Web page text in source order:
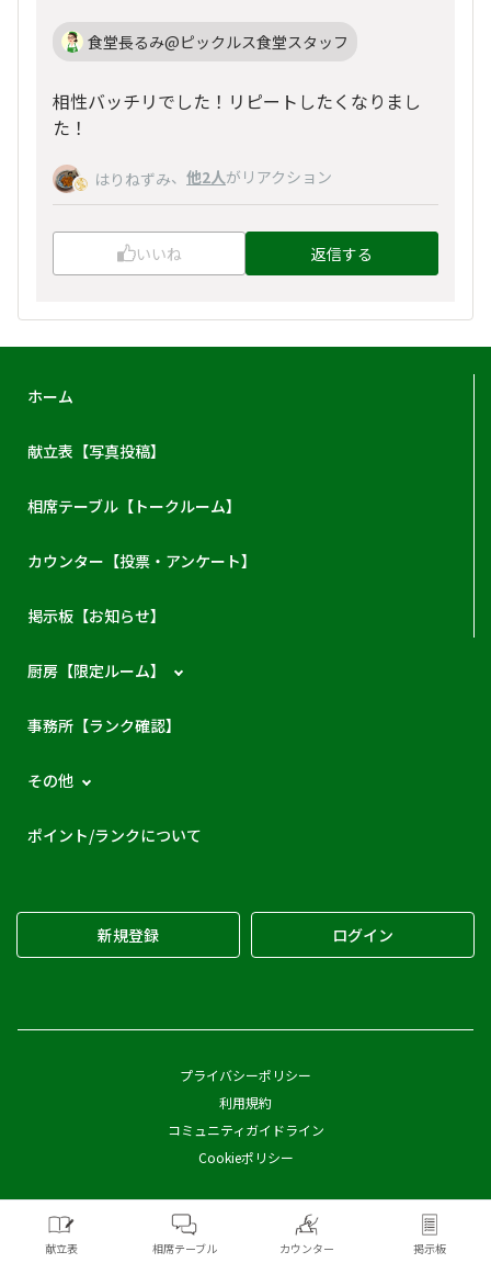
食堂長るみ@ピックルス食堂スタッフ
相性バッチリでした！リピートしたくなりまし
た！
はりねずみ、 他2人がリアクション
いいね 返信する
ホーム
献立表【写真投稿】
相席テーブル【トークルーム】
カウンター【投票・アンケート】
掲示板【お知らせ】
厨房【限定ルーム】
事務所【ランク確認】
その他
ポイント/ランクについて
新規登録 ログイン
プライバシーポリシー
利用規約
コミュニティガイドライン
Cookieポリシー
Copyright © Pickles Corporation All Rights Reserved.
献立表 相席テーブル カウンター 掲示板